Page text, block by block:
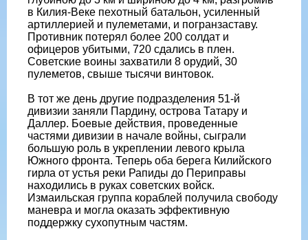
в Килия-Веке пехотный батальон, усиленный
артиллерией и пулеметами, и погранзаставу.
Противник потерял более 200 солдат и
офицеров убитыми, 720 сдались в плен.
Советские воины захватили 8 орудий, 30
пулеметов, свыше тысячи винтовок.
В тот же день другие подразделения 51-й
дивизии заняли Пардину, острова Татару и
Даллер. Боевые действия, проведенные
частями дивизии в начале войны, сыграли
большую роль в укреплении левого крыла
Южного фронта. Теперь оба берега Килийского
гирла от устья реки Рапиды до Периправы
находились в руках советских войск.
Измаильская группа кораблей получила свободу
маневра и могла оказать эффективную
поддержку сухопутным частям.